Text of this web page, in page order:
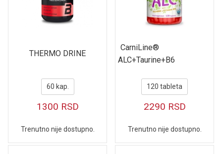
THERMO DRINE
60 kap.
1300 RSD
Trenutno nije dostupno.
CarniLine®
ALC+Taurine+B6
120 tableta
2290 RSD
Trenutno nije dostupno.